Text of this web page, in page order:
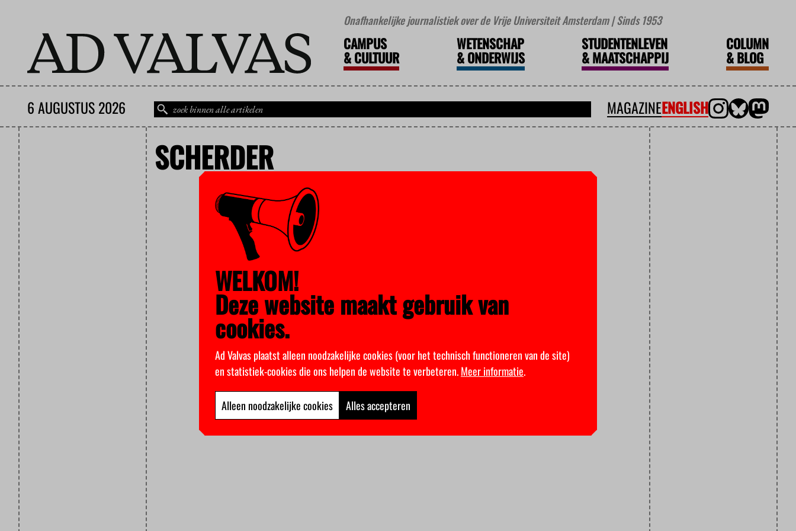
Onafhankelijke journalistiek over de Vrije Universiteit Amsterdam | Sinds 1953
CAMPUS
&CULTUUR
WETENSCHAP
&ONDERWIJS
STUDENTENLEVEN
&MAATSCHAPPIJ
COLUMN
&BLOG
6 AUGUSTUS 2026 MAGAZINEENGLISH
SCHERDER
WELKOM!
Deze website maakt gebruik van
cookies.
Ad Valvas plaatst alleen noodzakelijke cookies (voor het technisch functioneren van de site)
en statistiek-cookies die ons helpen de website te verbeteren.Meer informatie.
Alleen noodzakelijke cookies Alles accepteren